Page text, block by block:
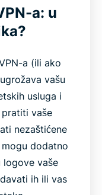
a: u
a (ili ako
vašu
usluga i
vaše
nezaštićene
dodatno
logove vaše
ih ili vas